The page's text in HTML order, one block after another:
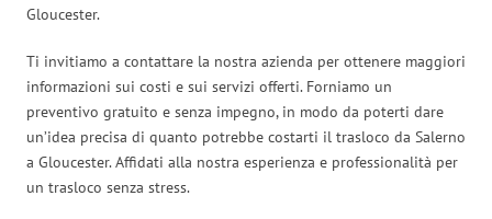
Gloucester.
Ti invitiamo a contattare la nostra azienda per ottenere maggiori
informazioni sui costi e sui servizi offerti. Forniamo un
preventivo gratuito e senza impegno, in modo da poterti dare
un’idea precisa di quanto potrebbe costarti il trasloco da Salerno
a Gloucester. Affidati alla nostra esperienza e professionalità per
un trasloco senza stress.